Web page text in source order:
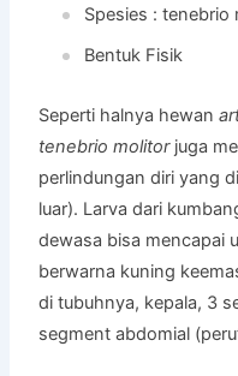
Spesies : tenebrio
Bentuk Fisik
Seperti halnya hewan
tenebrio molitorjuga
perlindungan diri yang
luar). Larva dari
dewasa bisa mencapai
berwarna kuning
di tubuhnya, kepala, 3
segment abdomial